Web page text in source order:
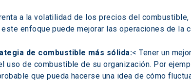
a la volatilidad de los precios del
enfoque puede mejorar las operaciones de la
de combustible más sólida:< Tener un
uso de combustible de su organización. Por
que pueda hacerse una idea de cómo